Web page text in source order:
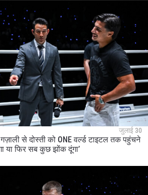
जुलाई 30
से दोस्ती को ONE वर्ल्ड टाइटल तक पहुंचने
या फिर सब कुछ झोंक दूंगा’